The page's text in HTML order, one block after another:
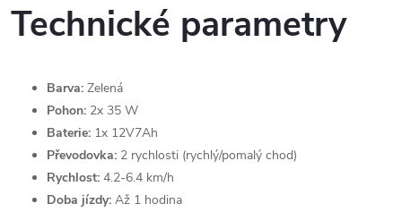
Technické parametry
Barva: Zelená
Pohon: 2x 35 W
Baterie: 1x 12V7Ah
Převodovka: 2 rychlosti (rychlý/pomalý chod)
Rychlost: 4.2-6.4 km/h
Doba jízdy: Až 1 hodina